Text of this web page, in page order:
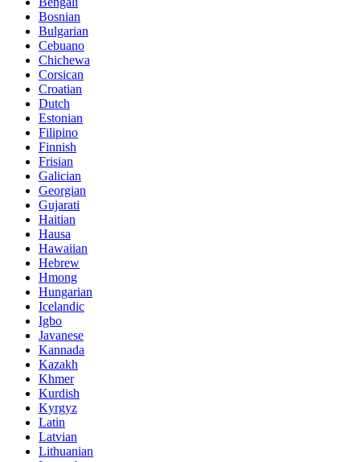
Bosnian
Bulgarian
Cebuano
Chichewa
Corsican
Croatian
Dutch
Estonian
Filipino
Finnish
Frisian
Galician
Georgian
Gujarati
Haitian
Hausa
Hawaiian
Hebrew
Hmong
Hungarian
Icelandic
Igbo
Javanese
Kannada
Kazakh
Khmer
Kurdish
Kyrgyz
Latin
Latvian
Lithuanian